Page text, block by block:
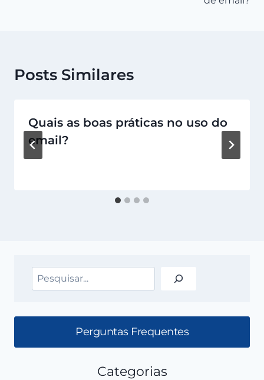
Posts Similares
Quais as boas práticas no uso do
email?
Pesquisar
Perguntas Frequentes
Categorias